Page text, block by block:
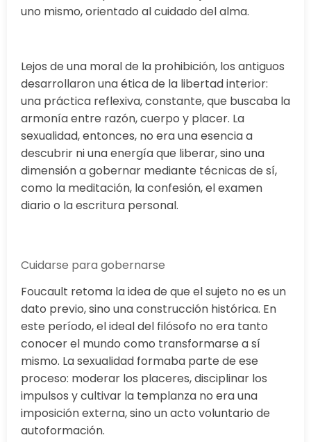
uno mismo, orientado al cuidado del alma.
Lejos de una moral de la prohibición, los antiguos
desarrollaron una ética de la libertad interior:
una práctica reflexiva, constante, que buscaba la
armonía entre razón, cuerpo y placer. La
sexualidad, entonces, no era una esencia a
descubrir ni una energía que liberar, sino una
dimensión a gobernar mediante técnicas de sí,
como la meditación, la confesión, el examen
diario o la escritura personal.
Cuidarse para gobernarse
Foucault retoma la idea de que el sujeto no es un
dato previo, sino una construcción histórica. En
este período, el ideal del filósofo no era tanto
conocer el mundo como transformarse a sí
mismo. La sexualidad formaba parte de ese
proceso: moderar los placeres, disciplinar los
impulsos y cultivar la templanza no era una
imposición externa, sino un acto voluntario de
autoformación.